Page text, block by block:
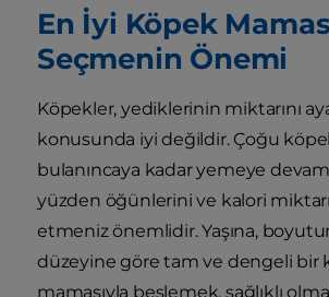
En İyi Köpek
Seçmenin Önemi
Köpekler, yediklerinin miktarını
konusunda iyi değildir. Çoğu
bulanıncaya kadar yemeye
yüzden öğünlerini ve kalori
etmeniz önemlidir. Yaşına,
düzeyine göre tam ve dengeli bir
mamasıyla beslemek, sağlıklı